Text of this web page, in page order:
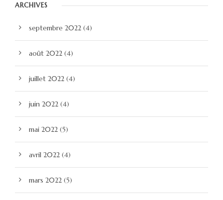
ARCHIVES
septembre 2022 (4)
août 2022 (4)
juillet 2022 (4)
juin 2022 (4)
mai 2022 (5)
avril 2022 (4)
mars 2022 (5)